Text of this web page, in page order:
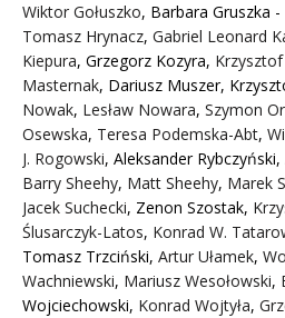
Wiktor Gołuszko, Barbara Gruszka -
Tomasz Hrynacz, Gabriel Leonard
Kiepura, Grzegorz Kozyra,
Masternak, Dariusz Muszer,
Nowak, Lesław Nowara, Szymon
Osewska, Teresa Podemska-Abt,
J. Rogowski, Aleksander Rybczyński,
Barry Sheehy, Matt Sheehy, Marek
Jacek Suchecki, Zenon Szostak,
Ślusarczyk-Latos, Konrad W.
Tomasz Trzciński, Artur Ułamek,
Wachniewski, Mariusz Wesołowski,
Wojciechowski, Konrad Wojtyła,